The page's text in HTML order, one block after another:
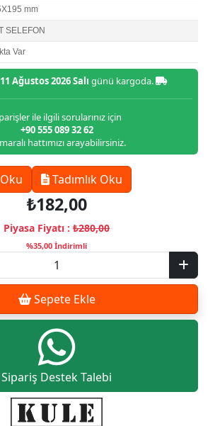
mm
SELEFON
Var
11 Ağustos 2026 Salı günü kargoda.
ile ilgili sorularınız için
+90 555 089 32 62
hattımızı arayabilirsiniz.
Tadımlık Oku
₺182,00
Piyasa Fiyatı : ₺280,00
%35,00 İndirimli
Sepete Ekle
Sipariş Destek Talebi